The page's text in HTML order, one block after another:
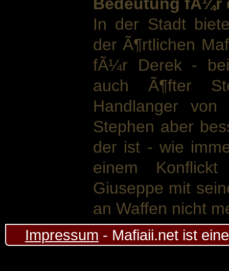
In der Stadt
der Ã¶rtlichen
fÃ¼r Derek -
auch Ã¶fter
Handlanger
Stephen aber
der ist - wie
einem
Giuseppe mit
an Waffen nicht
Impressum - Mafiaii.net ist